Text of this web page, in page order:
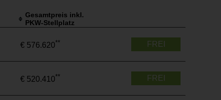
Gesamtpreis inkl.
PKW-Stellplatz
€ 576.620** FREI
€ 520.410** FREI